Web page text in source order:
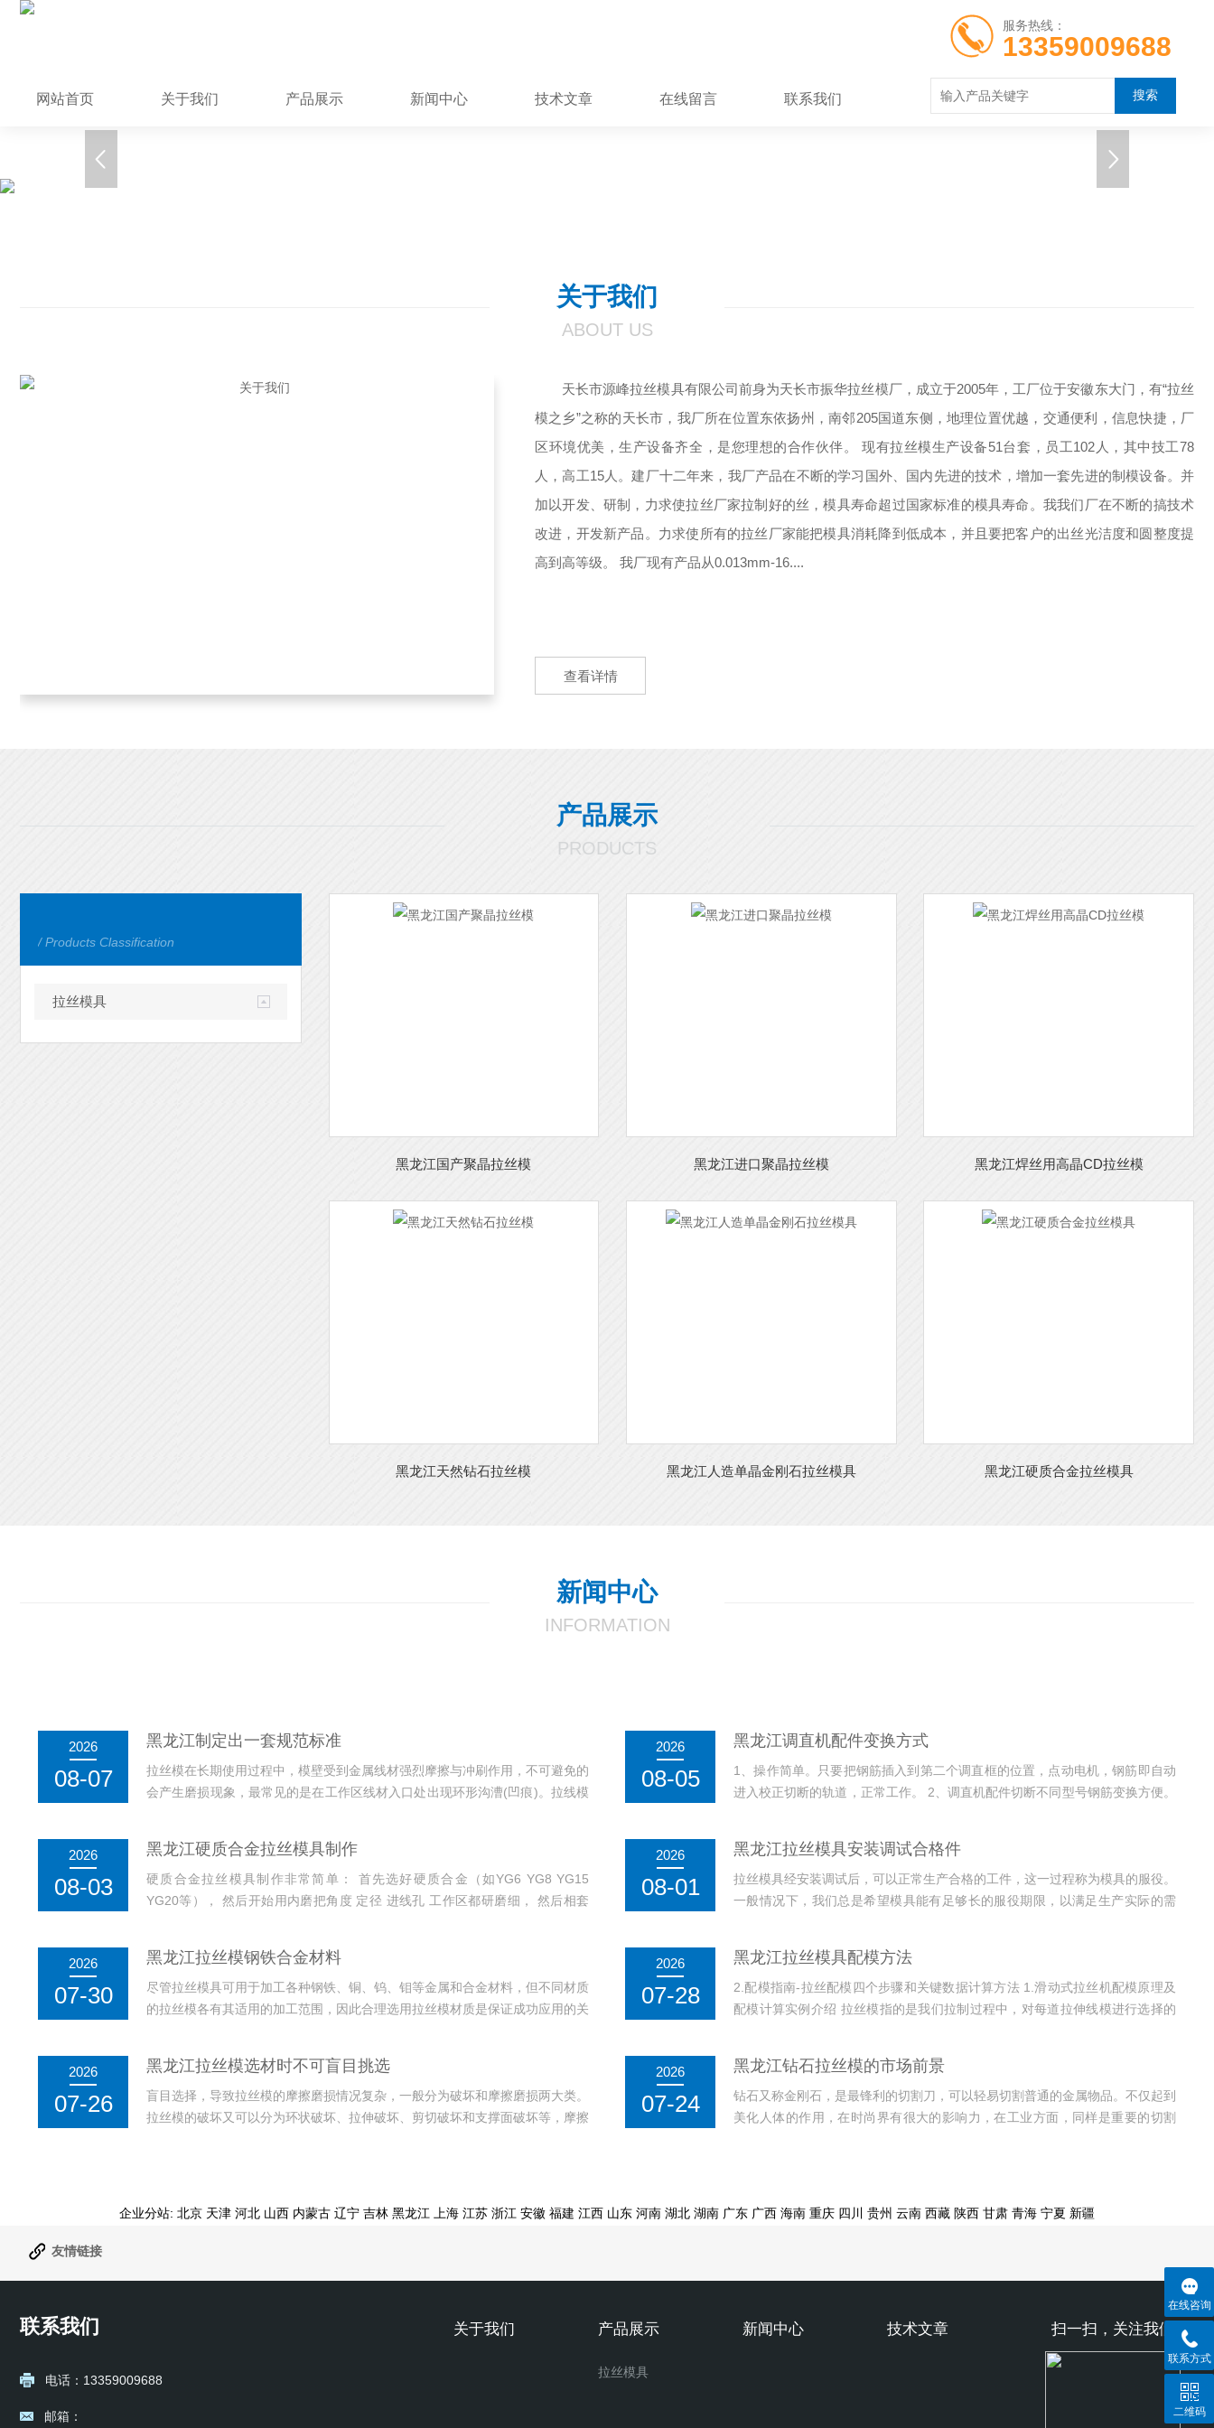
服务热线：
13359009688
网站首页 关于我们 产品展示 新闻中心 技术文章 在线留言 联系我们
关于我们
ABOUT US
天长市源峰拉丝模具有限公司前身为天长市振华拉丝模厂，成立于2005年，工厂位于安徽东大门，有“拉丝
模之乡”之称的天长市，我厂所在位置东依扬州，南邻205国道东侧，地理位置优越，交通便利，信息快捷，厂
区环境优美，生产设备齐全，是您理想的合作伙伴。 现有拉丝模生产设备51台套，员工102人，其中技工78
人，高工15人。建厂十二年来，我厂产品在不断的学习国外、国内先进的技术，增加一套先进的制模设备。并
加以开发、研制，力求使拉丝厂家拉制好的丝，模具寿命超过国家标准的模具寿命。我我们厂在不断的搞技术
改进，开发新产品。力求使所有的拉丝厂家能把模具消耗降到低成本，并且要把客户的出丝光洁度和圆整度提
高到高等级。 我厂现有产品从0.013mm-16....
查看详情
产品展示
PRODUCTS
/ Products Classification
拉丝模具
黑龙江国产聚晶拉丝模 黑龙江进口聚晶拉丝模 黑龙江焊丝用高晶CD拉丝模
黑龙江天然钻石拉丝模 黑龙江人造单晶金刚石拉丝模具 黑龙江硬质合金拉丝模具
新闻中心
INFORMATION
2026
08-07
黑龙江制定出一套规范标准
拉丝模在长期使用过程中，模壁受到金属线材强烈摩擦与冲刷作用，不可避免的
会产生磨损现象，最常见的是在工作区线材入口处出现环形沟漕(凹痕)。拉线模
2026
08-05
黑龙江调直机配件变换方式
1、操作简单。只要把钢筋插入到第二个调直框的位置，点动电机，钢筋即自动
进入校正切断的轨道，正常工作。 2、调直机配件切断不同型号钢筋变换方便。
2026
08-03
黑龙江硬质合金拉丝模具制作
硬质合金拉丝模具制作非常简单： 首先选好硬质合金（如YG6 YG8 YG15
YG20等）， 然后开始用内磨把角度 定径 进线孔 工作区都研磨细， 然后相套
2026
08-01
黑龙江拉丝模具安装调试合格件
拉丝模具经安装调试后，可以正常生产合格的工件，这一过程称为模具的服役。
一般情况下，我们总是希望模具能有足够长的服役期限，以满足生产实际的需
2026
07-30
黑龙江拉丝模钢铁合金材料
尽管拉丝模具可用于加工各种钢铁、铜、钨、钼等金属和合金材料，但不同材质
的拉丝模各有其适用的加工范围，因此合理选用拉丝模材质是保证成功应用的关
2026
07-28
黑龙江拉丝模具配模方法
2.配模指南-拉丝配模四个步骤和关键数据计算方法 1.滑动式拉丝机配模原理及
配模计算实例介绍 拉丝模指的是我们拉制过程中，对每道拉伸线模进行选择的
2026
07-26
黑龙江拉丝模选材时不可盲目挑选
盲目选择，导致拉丝模的摩擦磨损情况复杂，一般分为破坏和摩擦磨损两大类。
拉丝模的破坏又可以分为环状破坏、拉伸破坏、剪切破坏和支撑面破坏等，摩擦
2026
07-24
黑龙江钻石拉丝模的市场前景
钻石又称金刚石，是最锋利的切割刀，可以轻易切割普通的金属物品。不仅起到
美化人体的作用，在时尚界有很大的影响力，在工业方面，同样是重要的切割
企业分站: 北京 天津 河北 山西 内蒙古 辽宁 吉林 黑龙江 上海 江苏 浙江 安徽 福建 江西 山东 河南 湖北 湖南 广东 广西 海南 重庆 四川 贵州 云南 西藏 陕西 甘肃 青海 宁夏 新疆
友情链接
联系我们
电话：13359009688
邮箱：
扫一扫，关注我们
关于我们 产品展示
拉丝模具
新闻中心 技术文章
在线咨询
联系方式
二维码